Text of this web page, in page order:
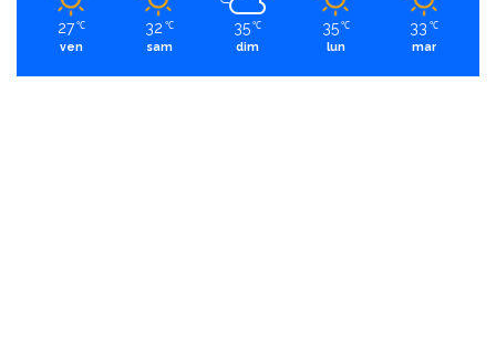
27 ℃
ven
32 ℃
sam
35 ℃
dim
35 ℃
lun
33 ℃
mar